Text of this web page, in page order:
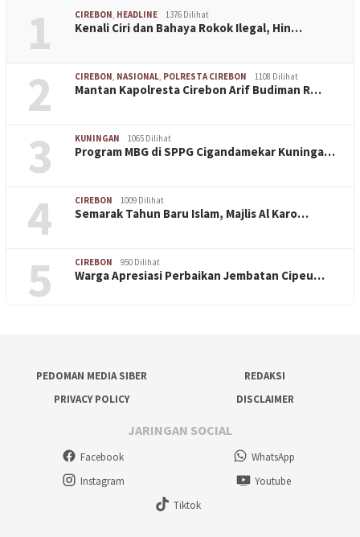
1 CIREBON, HEADLINE 1376 Dilihat
Kenali Ciri dan Bahaya Rokok Ilegal, Hin…
2 CIREBON, NASIONAL, POLRESTA CIREBON 1108 Dilihat
Mantan Kapolresta Cirebon Arif Budiman R…
3 KUNINGAN 1065 Dilihat
Program MBG di SPPG Cigandamekar Kuninga…
4 CIREBON 1009 Dilihat
Semarak Tahun Baru Islam, Majlis Al Karo…
5 CIREBON 950 Dilihat
Warga Apresiasi Perbaikan Jembatan Cipeu…
PEDOMAN MEDIA SIBER
REDAKSI
PRIVACY POLICY
DISCLAIMER
JARINGAN SOCIAL
Facebook
WhatsApp
Instagram
Youtube
Tiktok